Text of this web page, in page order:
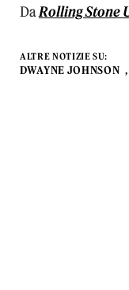
DaRolling Stone
ALTRE NOTIZIE SU:
DWAYNE JOHNSON